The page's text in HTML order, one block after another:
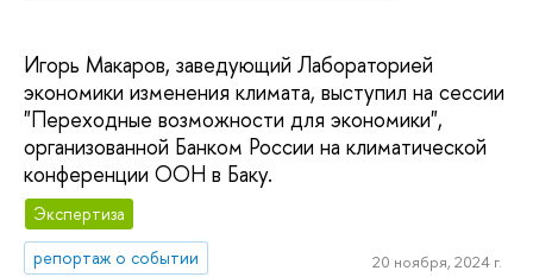
Игорь Макаров, заведующий Лабораторией
экономики изменения климата, выступил на сессии
"Переходные возможности для экономики",
организованной Банком России на климатической
конференции ООН в Баку.
Экспертиза
репортаж о событии
20 ноября, 2024 г.